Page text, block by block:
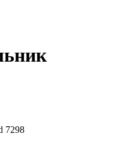
7298